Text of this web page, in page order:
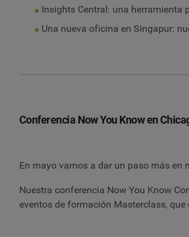
Insights Central: una herramienta
Una nueva oficina en Singapur:
Conferencia Now You Know en
En mayo vamos a dar un paso más
Nuestra conferencia Now You Know
eventos de formación Masterclass,